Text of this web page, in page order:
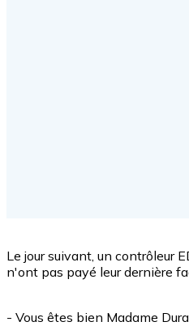
Le jour suivant, un contrôleur
n'ont pas payé leur dernière
- Vous êtes bien Madame